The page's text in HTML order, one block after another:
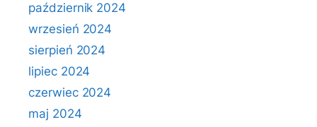
październik 2024
wrzesień 2024
sierpień 2024
lipiec 2024
czerwiec 2024
maj 2024